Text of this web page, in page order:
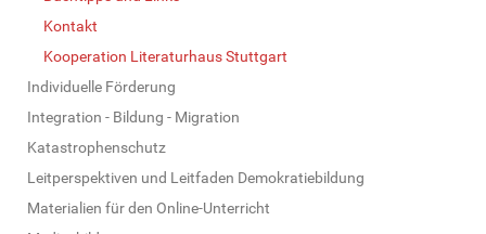
Kontakt
Kooperation Literaturhaus Stuttgart
Individuelle Förderung
Integration - Bildung - Migration
Katastrophenschutz
Leitperspektiven und Leitfaden Demokratiebildung
Materialien für den Online-Unterricht